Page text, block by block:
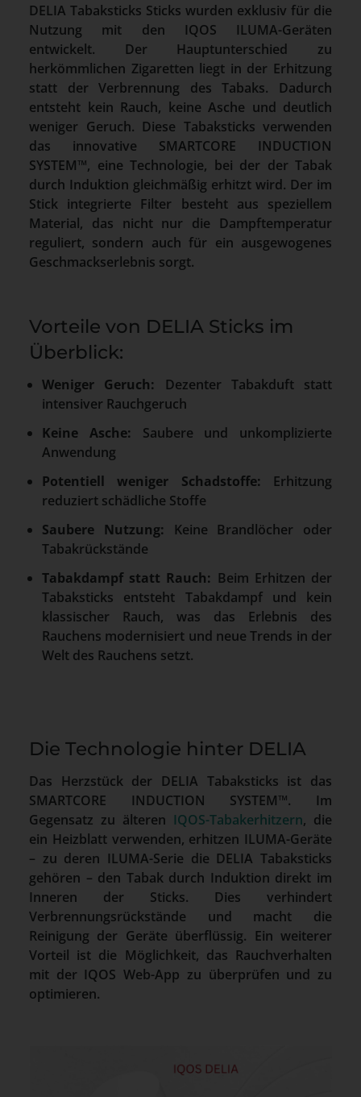
DELIA Tabaksticks Sticks wurden exklusiv für die
Nutzung mit den IQOS ILUMA-Geräten
entwickelt. Der Hauptunterschied zu
herkömmlichen Zigaretten liegt in der Erhitzung
statt der Verbrennung des Tabaks. Dadurch
entsteht kein Rauch, keine Asche und deutlich
weniger Geruch. Diese Tabaksticks verwenden
das innovative SMARTCORE INDUCTION
SYSTEM™, eine Technologie, bei der der Tabak
durch Induktion gleichmäßig erhitzt wird. Der im
Stick integrierte Filter besteht aus speziellem
Material, das nicht nur die Dampftemperatur
reguliert, sondern auch für ein ausgewogenes
Geschmackserlebnis sorgt.
Vorteile von DELIA Sticks im
Überblick:
Weniger Geruch: Dezenter Tabakduft statt
intensiver Rauchgeruch
Keine Asche: Saubere und unkomplizierte
Anwendung
Potentiell weniger Schadstoffe: Erhitzung
reduziert schädliche Stoffe
Saubere Nutzung: Keine Brandlöcher oder
Tabakrückstände
Tabakdampf statt Rauch: Beim Erhitzen der
Tabaksticks entsteht Tabakdampf und kein
klassischer Rauch, was das Erlebnis des
Rauchens modernisiert und neue Trends in der
Welt des Rauchens setzt.
Die Technologie hinter DELIA
Das Herzstück der DELIA Tabaksticks ist das
SMARTCORE INDUCTION SYSTEM™. Im
Gegensatz zu älteren IQOS-Tabakerhitzern, die
ein Heizblatt verwenden, erhitzen ILUMA-Geräte
– zu deren ILUMA-Serie die DELIA Tabaksticks
gehören – den Tabak durch Induktion direkt im
Inneren der Sticks. Dies verhindert
Verbrennungsrückstände und macht die
Reinigung der Geräte überflüssig. Ein weiterer
Vorteil ist die Möglichkeit, das Rauchverhalten
mit der IQOS Web-App zu überprüfen und zu
optimieren.